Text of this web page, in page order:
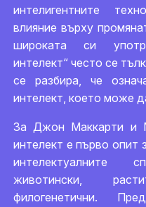
интелигентните
влияние върху
широката си
интелект“ често се
се разбира, че
интелект, което може
За Джон Маккарти и
интелект е първо
интелектуалните
животински,
филогенетични.